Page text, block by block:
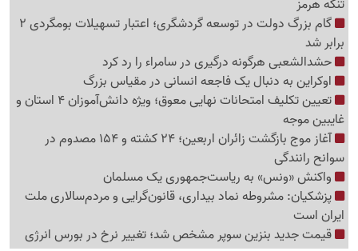
تنگه هرمز
گام بزرگ دولت در توسعه گردشگری؛ اعتبار تسهیلات بومگردی 2
برابر شد
حشدالشعبی هرگونه درگیری در سامراء را رد کرد
اوکراین به دنبال یک فاجعه انسانی در مقیاس بزرگ
تعیین تکلیف امتحانات نهایی معوق؛ ویژه دانش‌آموزان 4 استان و
غایبین موجه
آغاز موج بازگشت زائران اربعین؛ 24 کشته و 154 مصدوم در
سوانح رانندگی
واکنش «ونس» به ریاست‌جمهوری یک مسلمان
پزشکیان: مشروطه نماد بیداری، قانون‌گرایی و مردم‌سالاری ملت
ایران است
قیمت جدید بنزین سوپر مشخص شد؛ تغییر نرخ در بورس انرژی